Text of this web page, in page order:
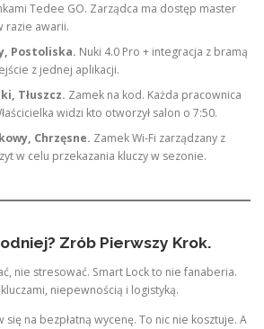
Tedee GO. Zarządca ma dostęp master
razie awarii.
Postoliska. Nuki 4.0 Pro + integracja z bramą
z jednej aplikacji.
Tłuszcz. Zamek na kod. Każda pracownica
widzi kto otworzył salon o 7:50.
Chrzęsne. Zamek Wi-Fi zarządzany z
w celu przekazania kluczy w sezonie.
Zrób Pierwszy Krok.
nie stresować. Smart Lock to nie fanaberia.
niepewnością i logistyką.
na bezpłatną wycenę. To nic nie kosztuje. A